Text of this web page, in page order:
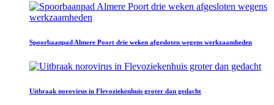
Spoorbaanpad Almere Poort drie weken afgesloten wegens werkzaamheden
Uitbraak norovirus in Flevoziekenhuis groter dan gedacht